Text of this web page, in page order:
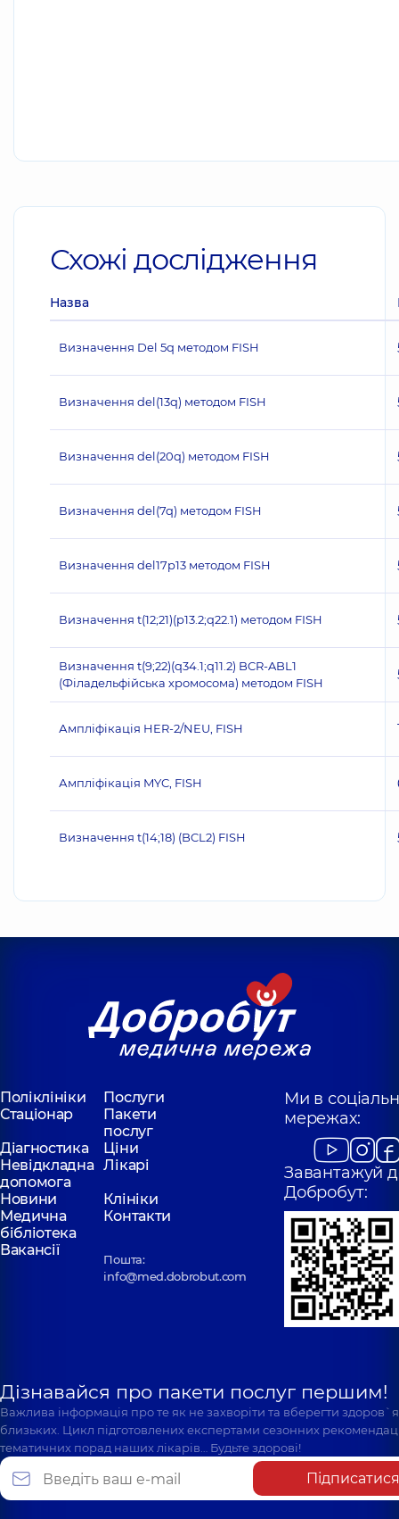
Схожі дослідження
Назва
Визначення Del 5q методом FISH
Визначення del(13q) методом FISH
Визначення del(20q) методом FISH
Визначення del(7q) методом FISH
Визначення del17p13 методом FISH
Визначення t(12;21)(p13.2;q22.1) методом FISH
Визначення t(9;22)(q34.1;q11.2) BCR-ABL1
(Філадельфійська хромосома) методом FISH
Ампліфікація HER‐2/NEU, FISH
Ампліфікація MYC, FISH
Визначення t(14;18) (BCL2) FISH
Поліклініки
Послуги
Стаціонар
Пакети
послуг
Діагностика
Ціни
Невідкладна
допомога
Лікарі
Новини
Клініки
Медична
бібліотека
Контакти
Вакансії
Пошта:
info@med.dobrobut.com
Ми в
мережах:
Завантажуй
Добробут:
Дізнавайся про пакети послуг першим!
Важлива інформація про те як не захворіти та вберегти
близьких. Цикл підготовлених експертами сезонних
тематичних порад наших лікарів… Будьте здорові!
Підписатися